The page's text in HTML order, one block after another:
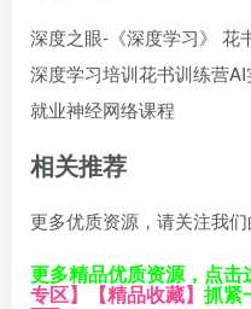
深度之眼-《深度学习》 花
深度学习培训花书训练营AI
就业神经网络课程
相关推荐
更多优质资源，请关注我
更多精品优质资源，点击
专区】 【精品收藏】 抓紧